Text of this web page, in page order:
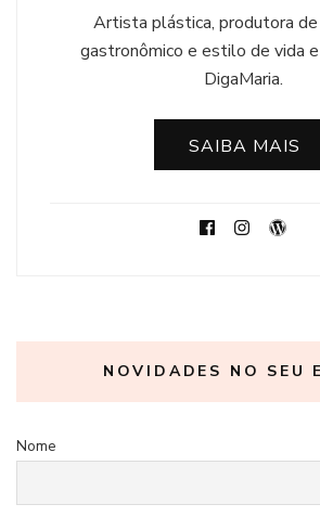
Artista plástica, produtora
gastronômico e estilo de vida
DigaMaria.
SAIBA MAIS
NOVIDADES NO SEU
Nome